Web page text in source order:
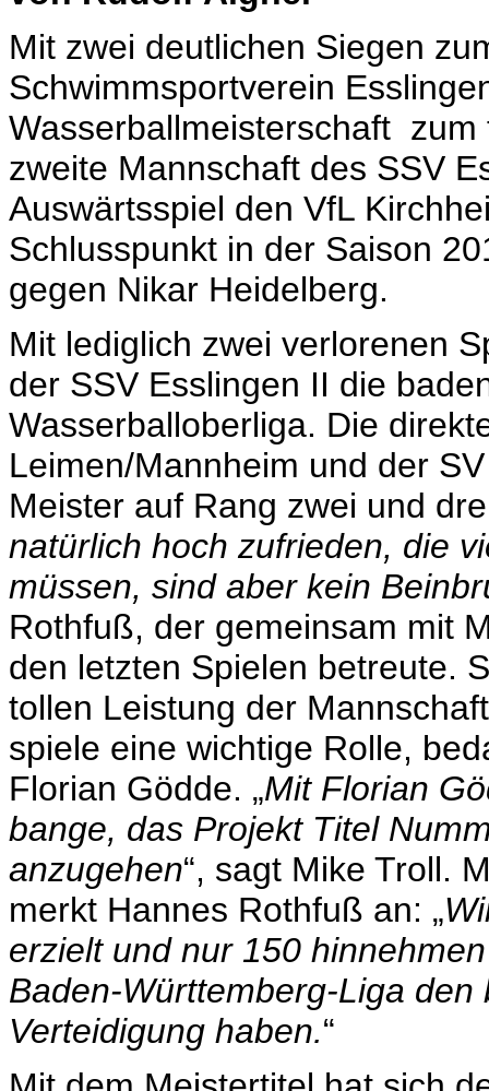
Mit zwei deutlichen Siegen
Schwimmsportverein
Wasserballmeisterschaft zum
zweite Mannschaft des SSV
Auswärtsspiel den VfL
Schlusspunkt in der Saison
gegen Nikar Heidelberg.
Mit lediglich zwei verlorenen
der SSV Esslingen II die
Wasserballoberliga. Die
Leimen/Mannheim und der
Meister auf Rang zwei und
natürlich hoch zufrieden, die
müssen, sind aber kein
Rothfuß, der gemeinsam mit
den letzten Spielen betreute.
tollen Leistung der
spiele eine wichtige Rolle,
Florian Gödde. „Mit Florian
bange, das Projekt Titel
anzugehen“, sagt Mike Troll.
merkt Hannes Rothfuß an: „
erzielt und nur 150
Baden-Württemberg-Liga
Verteidigung haben.“